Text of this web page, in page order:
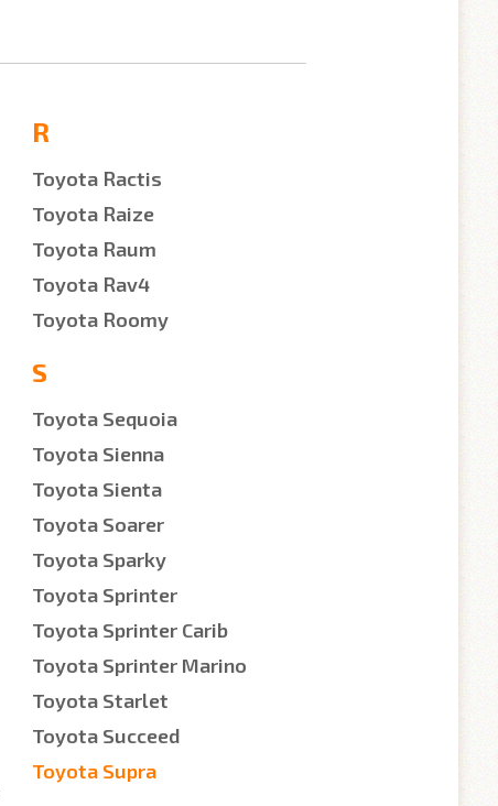
R
Toyota Ractis
Toyota Raize
Toyota Raum
Toyota Rav4
Toyota Roomy
S
Toyota Sequoia
Toyota Sienna
Toyota Sienta
Toyota Soarer
Toyota Sparky
Toyota Sprinter
Toyota Sprinter Carib
Toyota Sprinter Marino
Toyota Starlet
Toyota Succeed
Toyota Supra